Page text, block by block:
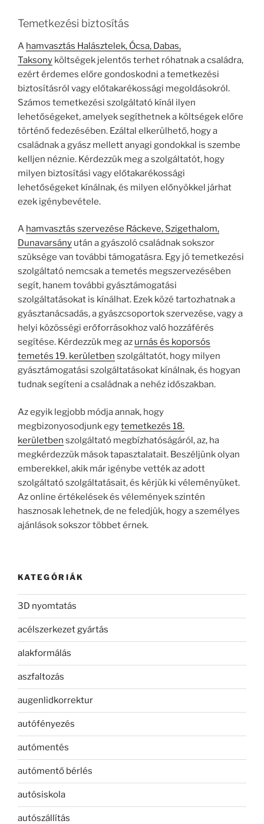
Temetkezési biztosítás
A hamvasztás Halásztelek, Ócsa, Dabas,
Taksony költségek jelentős terhet róhatnak a családra,
ezért érdemes előre gondoskodni a temetkezési
biztosításról vagy előtakarékossági megoldásokról.
Számos temetkezési szolgáltató kínál ilyen
lehetőségeket, amelyek segíthetnek a költségek előre
történő fedezésében. Ezáltal elkerülhető, hogy a
családnak a gyász mellett anyagi gondokkal is szembe
kelljen néznie. Kérdezzük meg a szolgáltatót, hogy
milyen biztosítási vagy előtakarékossági
lehetőségeket kínálnak, és milyen előnyökkel járhat
ezek igénybevétele.
A hamvasztás szervezése Ráckeve, Szigethalom,
Dunavarsány után a gyászoló családnak sokszor
szüksége van további támogatásra. Egy jó temetkezési
szolgáltató nemcsak a temetés megszervezésében
segít, hanem további gyásztámogatási
szolgáltatásokat is kínálhat. Ezek közé tartozhatnak a
gyásztanácsadás, a gyászcsoportok szervezése, vagy a
helyi közösségi erőforrásokhoz való hozzáférés
segítése. Kérdezzük meg az urnás és koporsós
temetés 19. kerületben szolgáltatót, hogy milyen
gyásztámogatási szolgáltatásokat kínálnak, és hogyan
tudnak segíteni a családnak a nehéz időszakban.
Az egyik legjobb módja annak, hogy
megbizonyosodjunk egytemetkezés 18.
kerületben szolgáltató megbízhatóságáról, az, ha
megkérdezzük mások tapasztalatait. Beszéljünk olyan
emberekkel, akik már igénybe vették az adott
szolgáltató szolgáltatásait, és kérjük ki véleményüket.
Az online értékelések és vélemények szintén
hasznosak lehetnek, de ne feledjük, hogy a személyes
ajánlások sokszor többet érnek.
KATEGÓRIÁK
3D nyomtatás
acélszerkezet gyártás
alakformálás
aszfaltozás
augenlidkorrektur
autófényezés
autómentés
autómentő bérlés
autósiskola
autószállítás